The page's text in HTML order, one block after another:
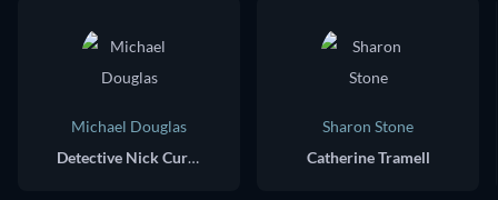
Michael Douglas
Detective Nick Curran
Sharon Stone
Catherine Tramell